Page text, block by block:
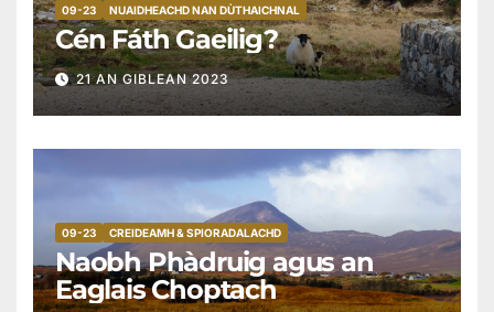
09-23 NUAIDHEACHD NAN DÙTHAICHNAL
Cén Fáth Gaeilig?
21 AN GIBLEAN 2023
09-23 CREIDEAMH & SPIORADALACHD
Naobh Phàdruig agus an
Eaglais Choptach